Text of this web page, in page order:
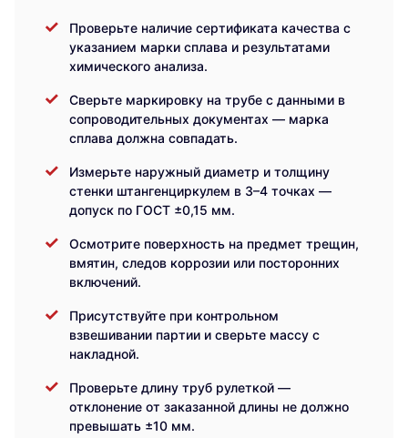
Проверьте наличие сертификата качества с
указанием марки сплава и результатами
химического анализа.
Сверьте маркировку на трубе с данными в
сопроводительных документах — марка
сплава должна совпадать.
Измерьте наружный диаметр и толщину
стенки штангенциркулем в 3–4 точках —
допуск по ГОСТ ±0,15 мм.
Осмотрите поверхность на предмет трещин,
вмятин, следов коррозии или посторонних
включений.
Присутствуйте при контрольном
взвешивании партии и сверьте массу с
накладной.
Проверьте длину труб рулеткой —
отклонение от заказанной длины не должно
превышать ±10 мм.